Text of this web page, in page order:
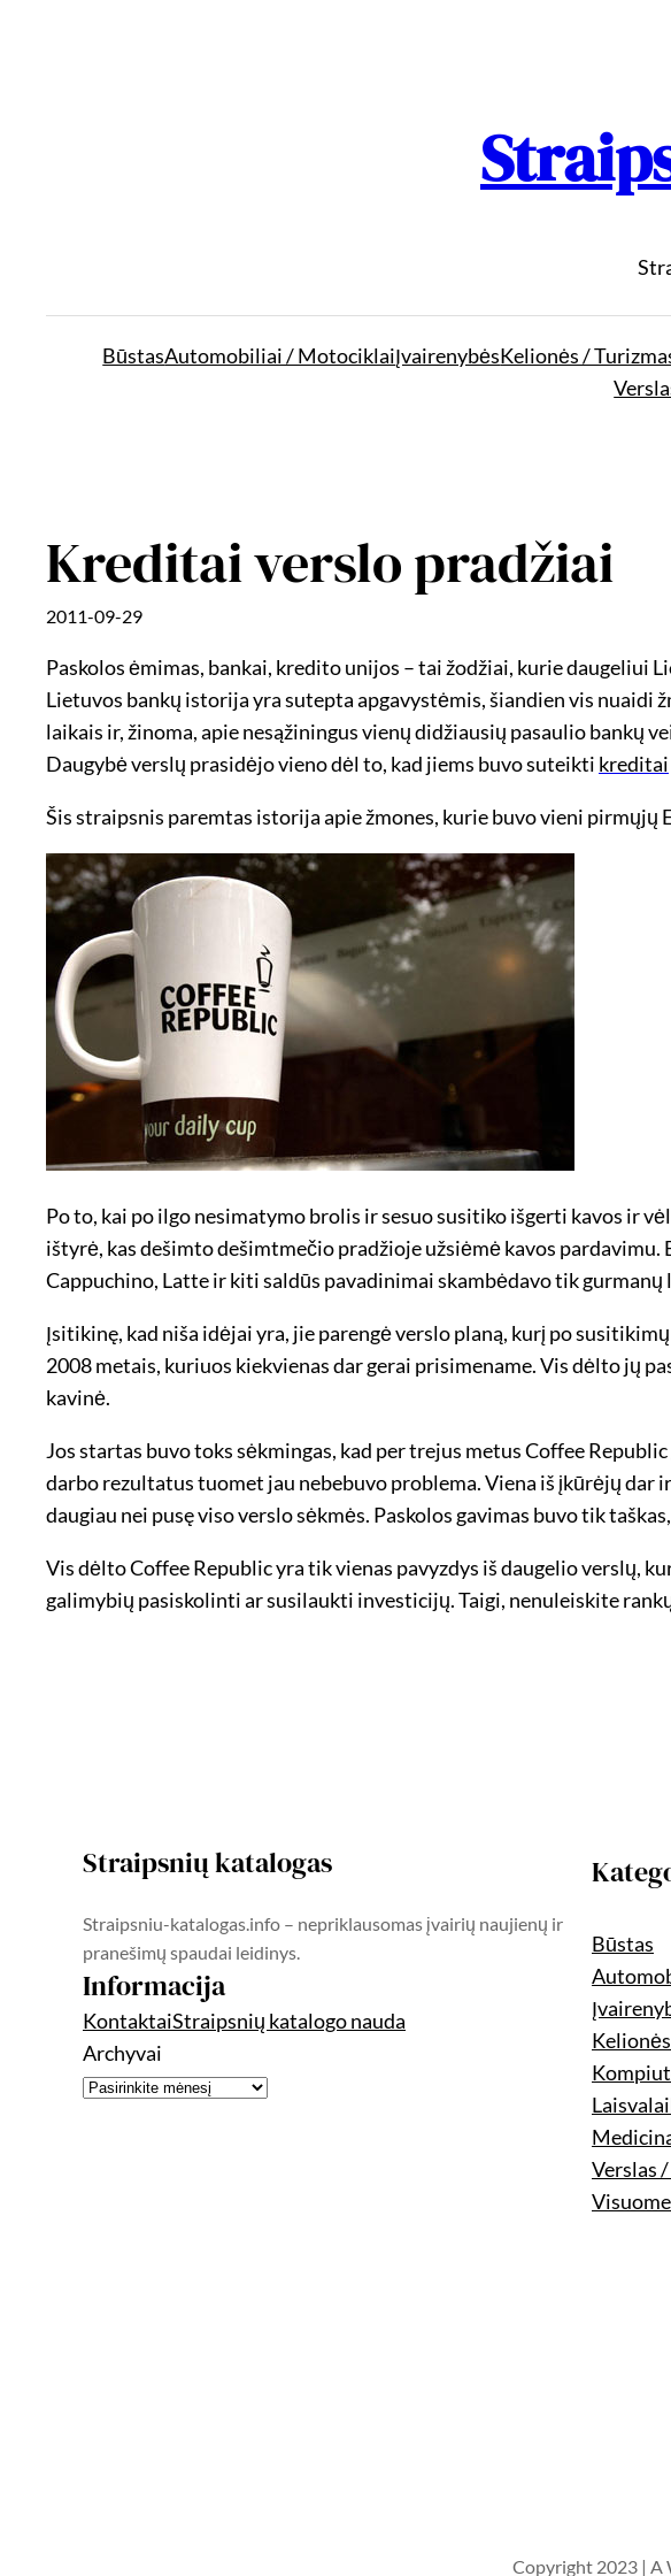
BūstasAutomobiliai / MotociklaiĮvairenybėsKelionės /
Kreditai verslo pradžiai
2011-09-29
Paskolos ėmimas, bankai, kredito unijos – tai žodžiai, kurie daugeliui
Lietuvos bankų istorija yra sutepta apgavystėmis, šiandien vis
laikais ir, žinoma, apie nesąžiningus vienų didžiausių pasaulio bankų
Daugybė verslų prasidėjo vieno dėl to, kad jiems buvo suteikti kreditai
Šis straipsnis paremtas istorija apie žmones, kurie buvo vieni
Po to, kai po ilgo nesimatymo brolis ir sesuo susitiko išgerti kavos ir
ištyrė, kas dešimto dešimtmečio pradžioje užsiėmė kavos
Cappuchino, Latte ir kiti saldūs pavadinimai skambėdavo tik
Įsitikinę, kad niša idėjai yra, jie parengė verslo planą, kurį po
2008 metais, kuriuos kiekvienas dar gerai prisimename. Vis dėlto jų
kavinė.
Jos startas buvo toks sėkmingas, kad per trejus metus Coffee
darbo rezultatus tuomet jau nebebuvo problema. Viena iš įkūrėjų
daugiau nei pusę viso verslo sėkmės. Paskolos gavimas buvo tik
Vis dėlto Coffee Republic yra tik vienas pavyzdys iš daugelio verslų,
galimybių pasiskolinti ar susilaukti investicijų. Taigi, nenuleiskite
Straipsnių katalogas
Straipsniu-katalogas.info – nepriklausomas įvairių naujienų ir
pranešimų spaudai leidinys.
Informacija
KontaktaiStraipsnių katalogo nauda
Archyvai
Būstas
Verslas
Copyright 2023 | A